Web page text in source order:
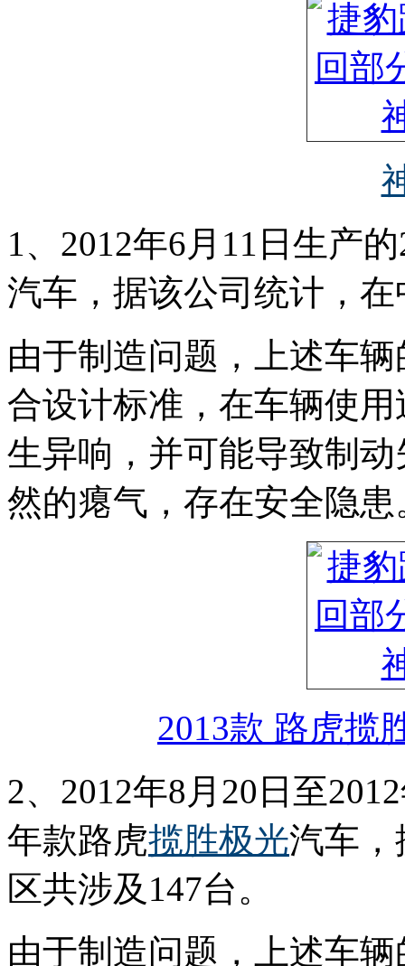
1、2012年6月11日生产
汽车，据该公司统计，
由于制造问题，上述车
合设计标准，在车辆使
生异响，并可能导致制
然的瘪气，存在安全隐患
2013款 路虎揽
2、2012年8月20日至
年款路虎揽胜极光汽车，
区共涉及147台。
由于制造问题，上述车